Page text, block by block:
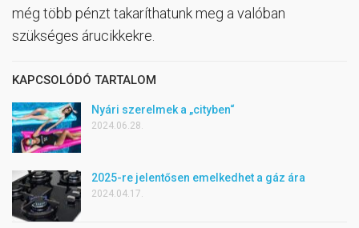
még több pénzt takaríthatunk meg a valóban
szükséges árucikkekre.
KAPCSOLÓDÓ TARTALOM
Nyári szerelmek a „cityben“
2024.06.28.
2025-re jelentősen emelkedhet a gáz ára
2024.04.17.